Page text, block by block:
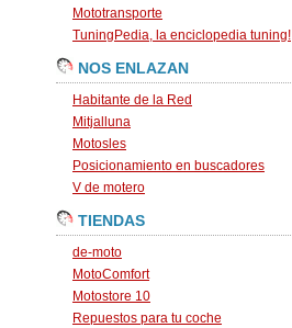
Mototransporte
TuningPedia, la enciclopedia tuning!
NOS ENLAZAN
Habitante de la Red
Mitjalluna
Motosles
Posicionamiento en buscadores
V de motero
TIENDAS
de-moto
MotoComfort
Motostore 10
Repuestos para tu coche